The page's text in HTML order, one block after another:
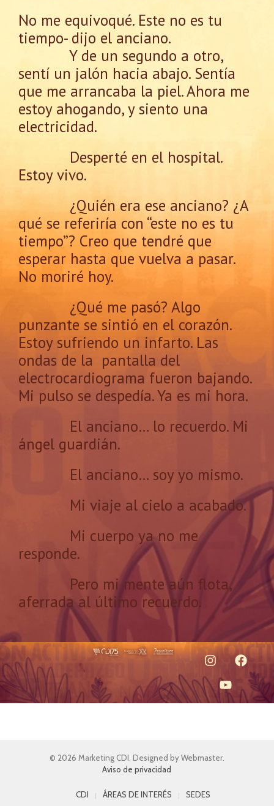
No me equivoqué. Este no es tu
tiempo- dijo el anciano.
Y de un segundo a otro,
sentí un jalón hacia abajo. Sentía
que me arrancaba la piel. Ahora me
estoy ahogando, y siento una
electricidad.
Desperté en el hospital.
Estoy vivo.
¿Quién era ese anciano? ¿A
qué se referiría con “este no es tu
tiempo”? Creo que tendré que
esperar hasta que vuelva a pasar.
No moriré hoy.
¿Qué me pasó? Algo
punzante se sintió en el corazón.
Estoy sufriendo un infarto. Las
ondas de la pantalla del
electrocardiograma fueron bajando.
Mi pulso se despedía. Ya es mi hora.
El anciano… lo recuerdo. Mi
ángel guardián.
El anciano… soy yo mismo.
Mi viaje al cielo a acabado.
Mi cuerpo ya no me
responde.
Pero mi mente aún flota,
aferrada al último recuerdo.
© 2026 Marketing CDI. Designed by Webmaster.
Aviso de privacidad
CDI ÁREAS DE INTERÉS
SEDES